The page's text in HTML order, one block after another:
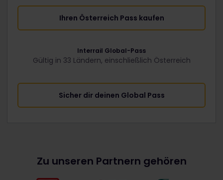
Ihren Österreich Pass kaufen
Interrail Global-Pass
Gültig in 33 Ländern, einschließlich Österreich
Sicher dir deinen Global Pass
Zu unseren Partnern gehören